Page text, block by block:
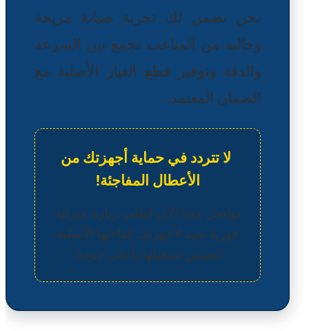
نحن نضمن لك تجربة صيانة مريحة
وخالية من المتاعب تجمع بين السرعة
والدقة وتوفير قطع الغيار الأصلية مع
الضمان المعتمد.
لا تتردد في حماية أجهزتك من
الأعطال المفاجئة!
تواصل معنا الآن لطلب زيارة منزلية
فورية تعيد لأجهزتك كفاءتها الأصلية
لتضمن تشغيلها بأعلى جودة.